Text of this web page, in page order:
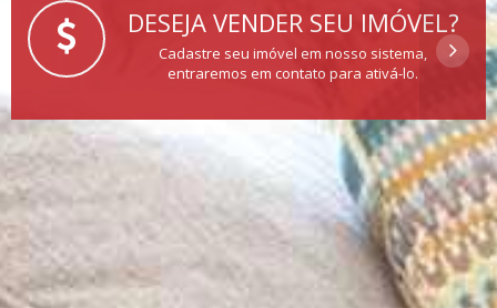
DESEJA VENDER SEU IMÓVEL?
Cadastre seu imóvel em nosso sistema,
entraremos em contato para ativá-lo.